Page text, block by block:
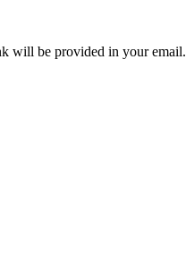
will be provided in your email.